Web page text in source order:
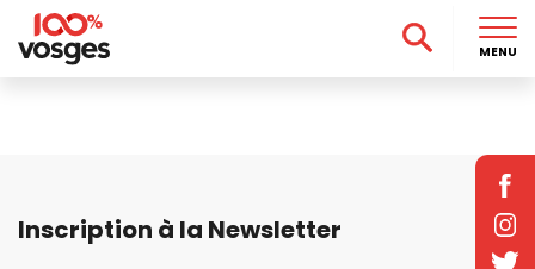
Inscription à la Newsletter
MENU